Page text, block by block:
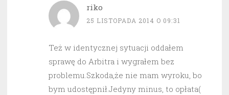
riko
25 LISTOPADA 2014 O 09:31
Też w identycznej sytuacji oddałem
sprawę do Arbitra i wygrałem bez
problemu.Szkoda,że nie mam wyroku, bo
bym udostępnił.Jedyny minus, to opłata(